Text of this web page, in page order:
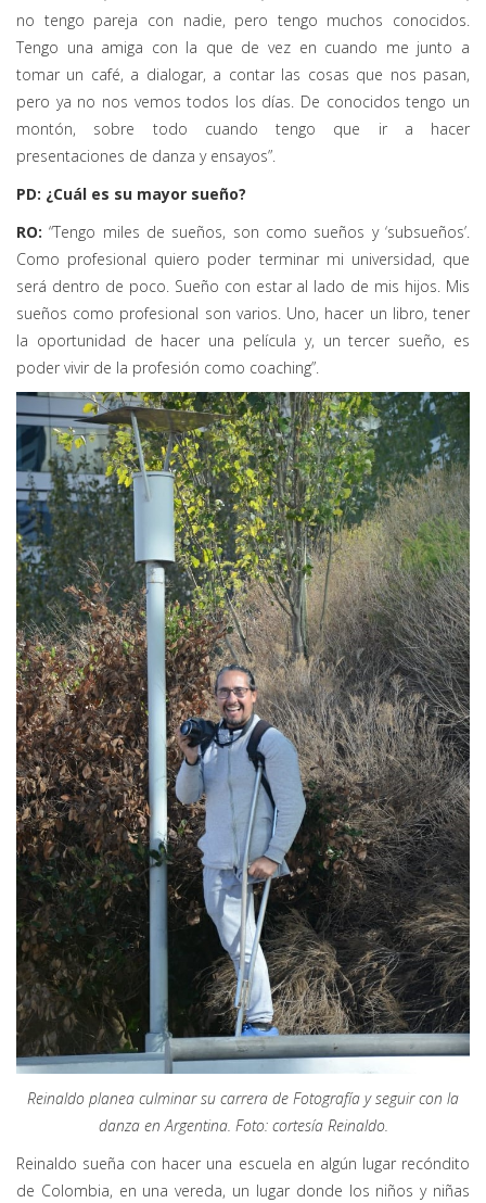
no tengo pareja con nadie, pero tengo muchos conocidos.
Tengo una amiga con la que de vez en cuando me junto a
tomar un café, a dialogar, a contar las cosas que nos pasan,
pero ya no nos vemos todos los días. De conocidos tengo un
montón, sobre todo cuando tengo que ir a hacer
presentaciones de danza y ensayos”.
PD: ¿Cuál es su mayor sueño?
RO:“Tengo miles de sueños, son como sueños y ‘subsueños’.
Como profesional quiero poder terminar mi universidad, que
será dentro de poco. Sueño con estar al lado de mis hijos. Mis
sueños como profesional son varios. Uno, hacer un libro, tener
la oportunidad de hacer una película y, un tercer sueño, es
poder vivir de la profesión como coaching”.
Reinaldo planea culminar su carrera de Fotografía y seguir con la
danza en Argentina. Foto: cortesía Reinaldo.
Reinaldo sueña con hacer una escuela en algún lugar recóndito
de Colombia, en una vereda, un lugar donde los niños y niñas